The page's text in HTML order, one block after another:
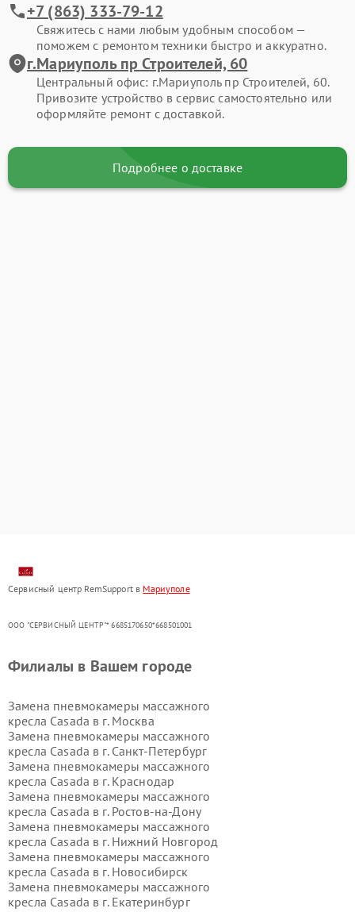
+7 (863) 333-79-12
Свяжитесь с нами любым удобным способом —
поможем с ремонтом техники быстро и аккуратно.
г.Мариуполь пр Строителей, 60
Центральный офис: г.Мариуполь пр Строителей, 60.
Привозите устройство в сервис самостоятельно или
оформляйте ремонт с доставкой.
Подробнее о доставке
Сервисный центр RemSupport в Мариуполе
ООО "СЕРВИСНЫЙ ЦЕНТР"* 6685170650*668501001
Филиалы в Вашем городе
Замена пневмокамеры массажного
кресла Casada в г. Москва
Замена пневмокамеры массажного
кресла Casada в г. Санкт-Петербург
Замена пневмокамеры массажного
кресла Casada в г. Краснодар
Замена пневмокамеры массажного
кресла Casada в г. Ростов-на-Дону
Замена пневмокамеры массажного
кресла Casada в г. Нижний Новгород
Замена пневмокамеры массажного
кресла Casada в г. Новосибирск
Замена пневмокамеры массажного
кресла Casada в г. Екатеринбург